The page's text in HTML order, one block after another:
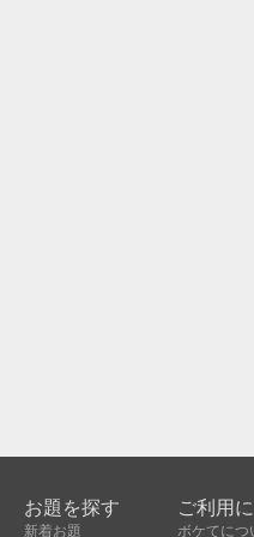
お題を探す
新着お題
ご利用
ボケてにつ